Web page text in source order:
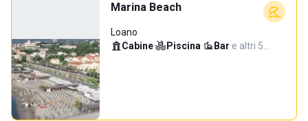
Marina Beach
Loano
Cabine· Piscina· Bar·e altri 5…